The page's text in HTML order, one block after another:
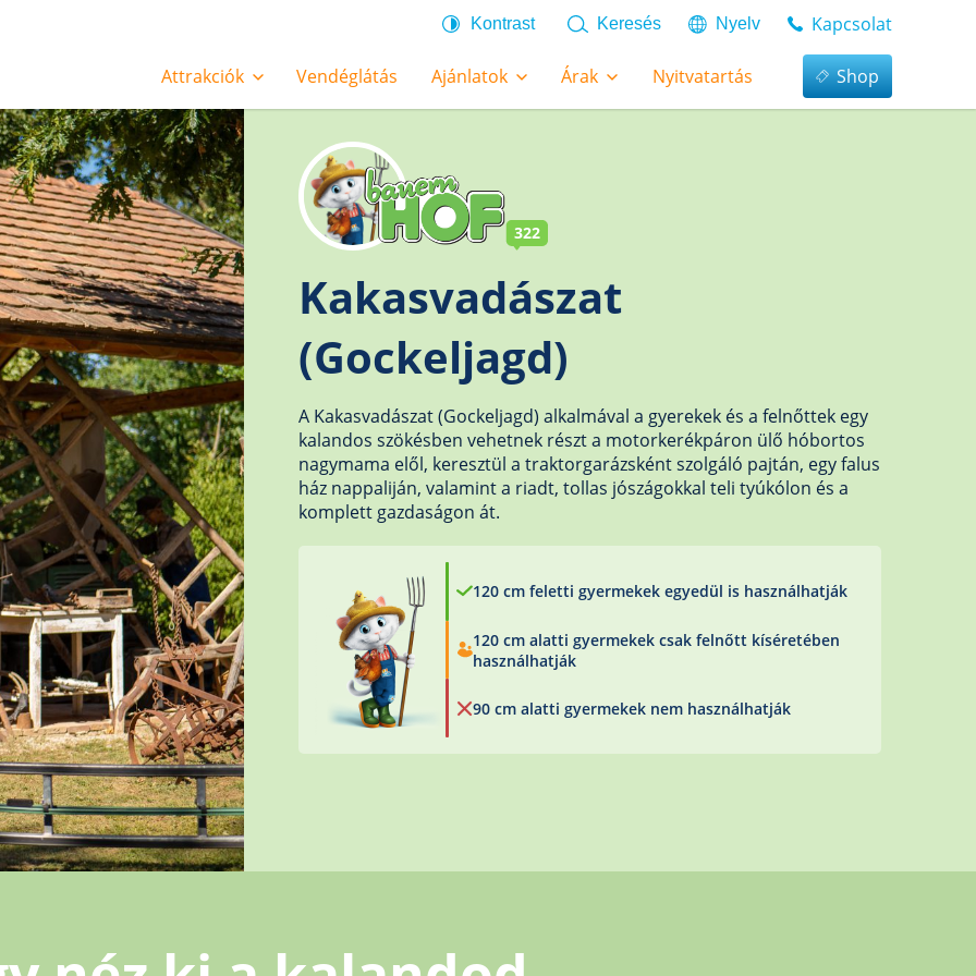
Kontrast Keresés Nyelv Kapcsolat
Attrakciók Vendéglátás Ajánlatok Árak Nyitvatartás Shop
322
Kakasvadászat
(Gockeljagd)
A Kakasvadászat (Gockeljagd) alkalmával a gyerekek és a felnőttek egy
kalandos szökésben vehetnek részt a motorkerékpáron ülő hóbortos
nagymama elől, keresztül a traktorgarázsként szolgáló pajtán, egy falus
ház nappaliján, valamint a riadt, tollas jószágokkal teli tyúkólon és a
komplett gazdaságon át.
120 cm feletti gyermekek egyedül is használhatják
120 cm alatti gyermekek csak felnőtt kíséretében
használhatják
90 cm alatti gyermekek nem használhatják